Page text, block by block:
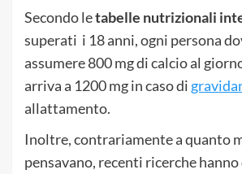
Secondo letabelle nutrizionali
superati i 18 anni, ogni persona
assumere 800 mg di calcio al
arriva a 1200 mg in caso di
allattamento.
Inoltre, contrariamente a quanto
pensavano, recenti ricerche